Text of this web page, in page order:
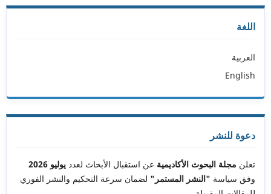
اللغة
العربية
English
دعوة للنشر
تعلن مجلة البحوث الأكاديمية عن استقبال الأبحاث لعدد يوليو 2026
وفق سياسة "النشر المستمر" لضمان سرعة التحكيم والنشر الفوري